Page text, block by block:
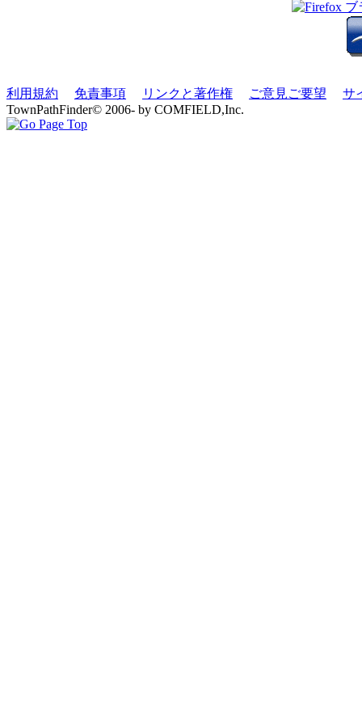
利用規約 免責事項 リンクと著作権 ご意見ご要望
サ
TownPathFinder© 2006- by COMFIELD,Inc.